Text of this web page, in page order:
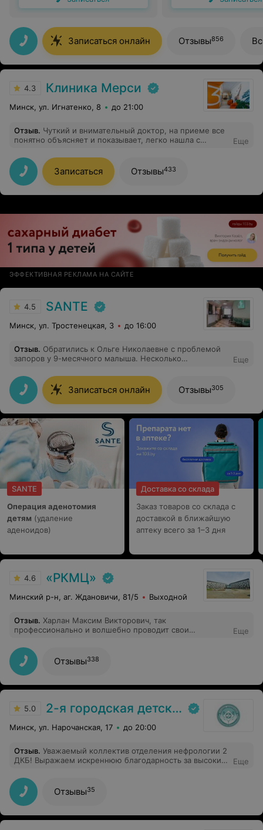
Записаться онлайн Отзывы856
4.3 Клиника Мерси
Минск, ул. Игнатенко, 8 до 21:00
Отзыв. Чуткий и внимательный доктор, на приеме все
понятно объясняет и показывает, легко нашла с
Лобачевой, после приема держим связь, нет лишних
назначений. Мария Сергеевна, если читаете, то
спасибо вам большое! Вы врач с большой буквы!
Еще
Записаться Отзывы433
ЭФФЕКТИВНАЯ РЕКЛАМА НА САЙТЕ
4.5 SANTE
Минск, ул. Тростенецкая, 3 до 16:00
Отзыв. Обратились к Ольге Николаевне с проблемой
запоров у 9-месячного малыша. Несколько
помочь и ограничивались советами на уровне "надо
давать больше воды". Ольга Николаевна назначила
грамотное лечение, и проблема разрешилась. Очень
жаль, что не попали к ней раньше. Прекрасный
профессионал и добрый внимательный человек.
Огромная ей благодарность!
Еще
Записаться онлайн Отзывы305
SANTE
Операция аденотомия
детям (удаление
аденоидов)
Доставка со склада
Заказ товаров со склада с
доставкой в ближайшую
аптеку всего за 1–3 дня
4.6 «РКМЦ»
Минский р-н, аг. Ждановичи, 81/5 Выходной
Отзыв. Харлан Максим Викторович, так
профессионально и волшебно проводит свои
безболезненные, И самое главное полученный
положительный эффект!
Еще
Отзывы338
5.0 2-я городская детская клиническая больница
Минск, ул. Нарочанская, 17 до 20:00
Отзыв. Уважаемый коллектив отделения нефрологии 2
ДКБ! Выражаем искреннюю благодарность за высокий
проявленные к моей дочери и пациентам. Ваш труд,
доброта и терпение помогают людям возвращаться к
здоровью и дарят надежду в сложные моменты.
Особая признательность заведующей отделением Тур
Наталье Иосифовне, лечащему врачу Борычевой
Еще
Отзывы35